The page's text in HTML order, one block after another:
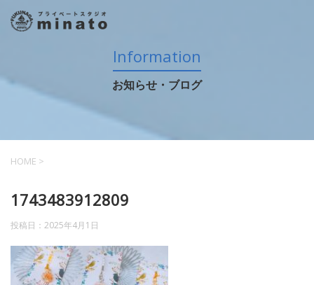
Information
お知らせ・ブログ
HOME >
1743483912809
投稿日： 2025年4月1日